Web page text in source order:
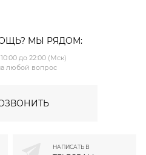
МЫ РЯДОМ:
до 22:00 (Мск)
любой вопрос
НАПИСАТЬ В